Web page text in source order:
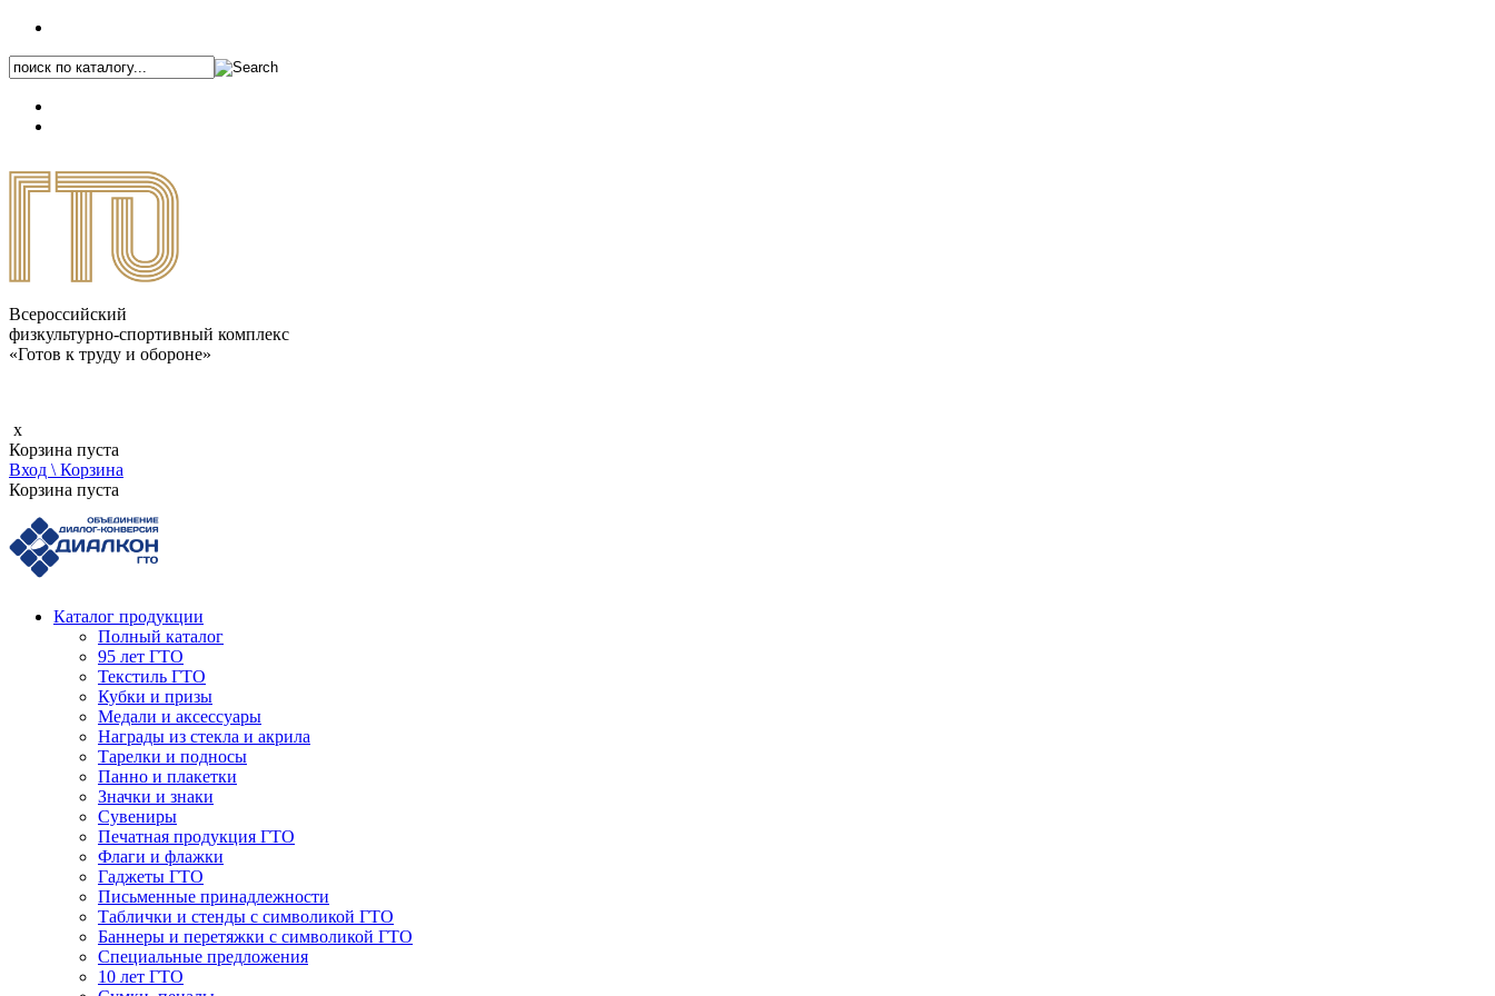
Всероссийский
физкультурно-спортивный комплекс
«Готов к труду и обороне»
x
Корзина пуста
Вход \ Корзина
Корзина пуста
Каталог продукции
Полный каталог
95 лет ГТО
Текстиль ГТО
Кубки и призы
Медали и аксессуары
Награды из стекла и акрила
Тарелки и подносы
Панно и плакетки
Значки и знаки
Сувениры
Печатная продукция ГТО
Флаги и флажки
Гаджеты ГТО
Письменные принадлежности
Таблички и стенды с символикой ГТО
Баннеры и перетяжки с символикой ГТО
Специальные предложения
10 лет ГТО